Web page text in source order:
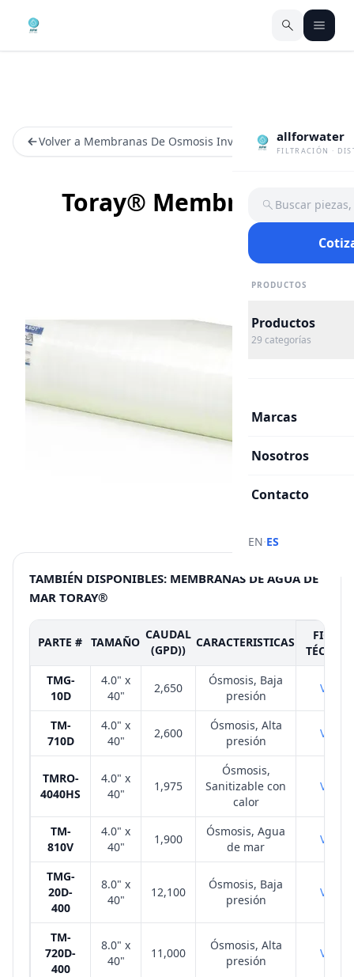
allforwater
FILTRACIÓN ·
Buscar
PRODUCTOS
Productos
29 categorías
Marcas
Nosotros
Contacto
EN·ES
Volver a Membranas De Osmosis Inversa
Toray® Membranas
TAMBIÉN DISPONIBLES: MEMBRANAS DE AGUA DE
MAR TORAY®
PARTE # TAMAÑO
CAUDAL
(GPD))
CARACTERISTICAS
FICHA
TÉCNICA
TMG-
10D
4.0" x
40"
2,650
Ósmosis, Baja
presión
VER
TM-
710D
4.0" x
40"
2,600
Ósmosis, Alta
presión
VER
TMRO-
4040HS
4.0" x
40"
1,975
Ósmosis,
Sanitizable con
calor
VER
TM-
810V
4.0" x
40"
1,900
Ósmosis, Agua
de mar
VER
TMG-
20D-
400
8.0" x
40"
12,100
Ósmosis, Baja
presión
VER
TM-
720D-
400
8.0" x
40"
11,000
Ósmosis, Alta
presión
VER